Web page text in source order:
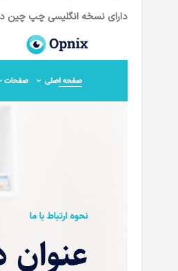
دارای نسخه انگلیسی چپ چین